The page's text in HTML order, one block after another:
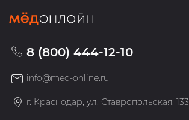
8 (800) 444-12-10
info@med-online.ru
г. Краснодар, ул. Ставропольская, 133